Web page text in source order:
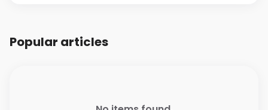
Popular articles